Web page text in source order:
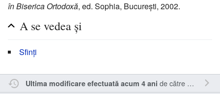
în Biserica Ortodoxă, ed. Sophia, București, 2002.
A se vedea şi
Sfinți
Ultima modificare efectuată acum 4 ani de către Sîmbotin